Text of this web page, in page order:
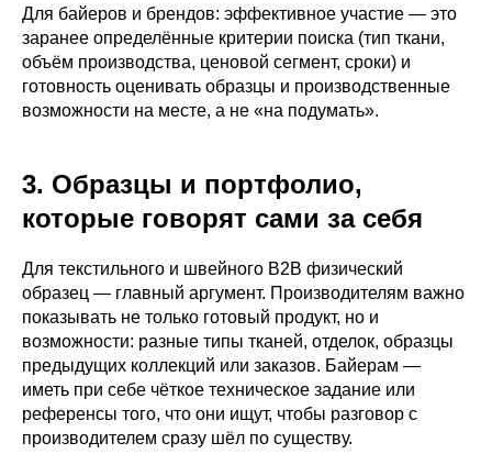
Для байеров и брендов: эффективное участие — это
заранее определённые критерии поиска (тип ткани,
объём производства, ценовой сегмент, сроки) и
готовность оценивать образцы и производственные
возможности на месте, а не «на подумать».
3. Образцы и портфолио,
которые говорят сами за себя
Для текстильного и швейного B2B физический
образец — главный аргумент. Производителям важно
показывать не только готовый продукт, но и
возможности: разные типы тканей, отделок, образцы
предыдущих коллекций или заказов. Байерам —
иметь при себе чёткое техническое задание или
референсы того, что они ищут, чтобы разговор с
производителем сразу шёл по существу.